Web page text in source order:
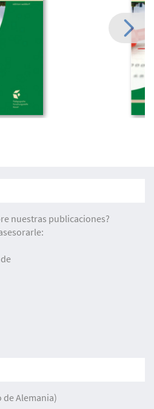
nuestras publicaciones?
Alemania)